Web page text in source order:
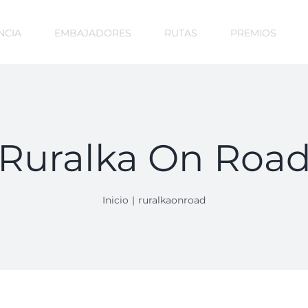
EMBAJADORES RUTAS PREMIOS
Ruralka On Road
Inicio ruralkaonroad